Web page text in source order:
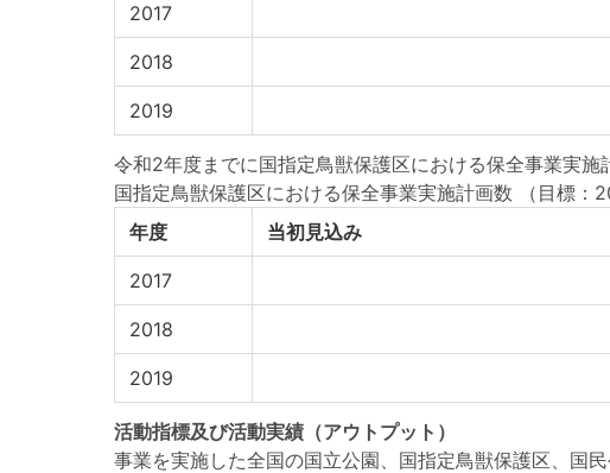
2017
2018
2019
令和2年度までに国指定鳥獣保護区における保全事業実施
国指定鳥獣保護区における保全事業実施計画数
（目標：
年度
当初見込み
2017
2018
2019
活動指標及び活動実績 （アウトプット）
事業を実施した全国の国立公園、国指定鳥獣保護区、国